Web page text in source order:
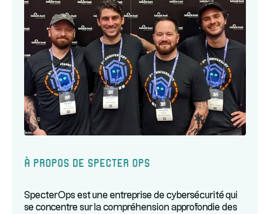
À propos de Specter Ops
SpecterOps est une entreprise de cybersécurité qui
se concentre sur la compréhension approfondie des